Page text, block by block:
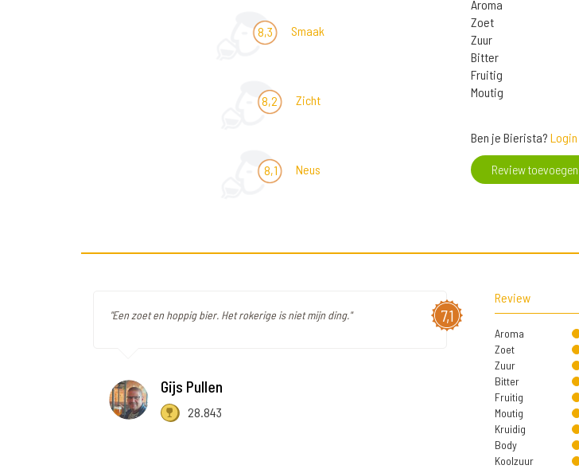
8,3 Smaak
8,2 Zicht
8,1 Neus
Aroma
Zoet
Zuur
Bitter
Fruitig
Moutig
Ben je Bierista? Login
Review toevoegen
7,1
"Een zoet en hoppig bier. Het rokerige is niet mijn ding."
Gijs Pullen
28.843
Review
Aroma
Zoet
Zuur
Bitter
Fruitig
Moutig
Kruidig
Body
Koolzuur